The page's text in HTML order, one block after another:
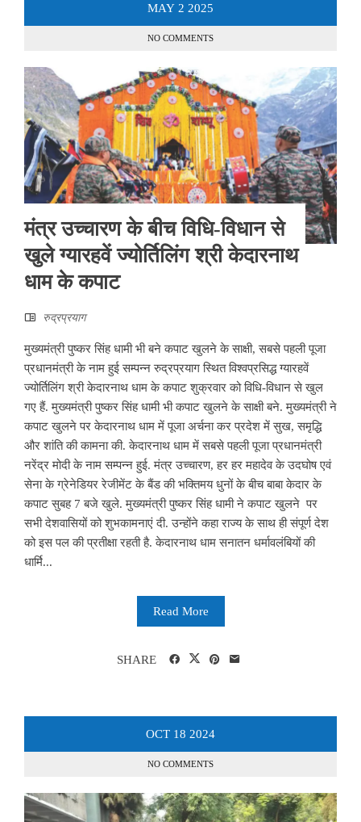
MAY 2 2025
NO COMMENTS
मंत्र उच्चारण के बीच विधि-विधान से
खुले ग्यारहवें ज्योर्तिलिंग श्री केदारनाथ
धाम के कपाट
रुद्रप्रयाग
मुख्यमंत्री पुष्कर सिंह धामी भी बने कपाट खुलने के साक्षी, सबसे पहली पूजा
प्रधानमंत्री के नाम हुई सम्पन्न रुद्रप्रयाग स्थित विश्वप्रसिद्ध ग्यारहवें
ज्योर्तिलिंग श्री केदारनाथ धाम के कपाट शुक्रवार को विधि-विधान से खुल
गए हैं. मुख्यमंत्री पुष्कर सिंह धामी भी कपाट खुलने के साक्षी बने. मुख्यमंत्री ने
कपाट खुलने पर केदारनाथ धाम में पूजा अर्चना कर प्रदेश में सुख, समृद्धि
और शांति की कामना की. केदारनाथ धाम में सबसे पहली पूजा प्रधानमंत्री
नरेंद्र मोदी के नाम सम्पन्न हुई. मंत्र उच्चारण, हर हर महादेव के उदघोष एवं
सेना के ग्रेनेडियर रेजीमेंट के बैंड की भक्तिमय धुनों के बीच बाबा केदार के
कपाट सुबह 7 बजे खुले. मुख्यमंत्री पुष्कर सिंह धामी ने कपाट खुलने पर
सभी देशवासियों को शुभकामनाएं दी. उन्होंने कहा राज्य के साथ ही संपूर्ण देश
को इस पल की प्रतीक्षा रहती है. केदारनाथ धाम सनातन धर्मावलंबियों की
धार्मि...
Read More
SHARE
OCT 18 2024
NO COMMENTS